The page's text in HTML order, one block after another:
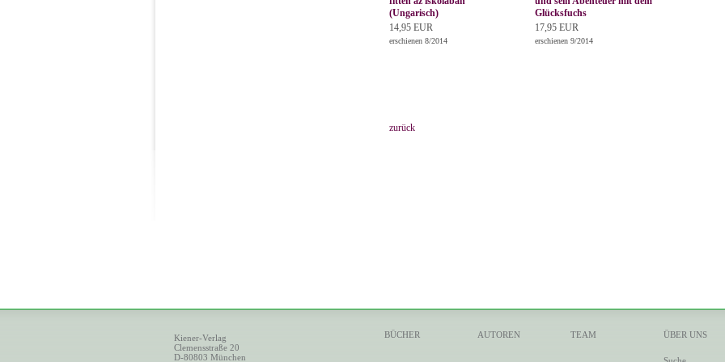
(Ungarisch)
14,95 EUR
erschienen 8/2014
Glücksfuchs
17,95 EUR
erschienen 9/2014
zurück
Kiener-Verlag
Clemensstraße 20
D-80803 München
BÜCHER AUTOREN TEAM ÜBER UNS